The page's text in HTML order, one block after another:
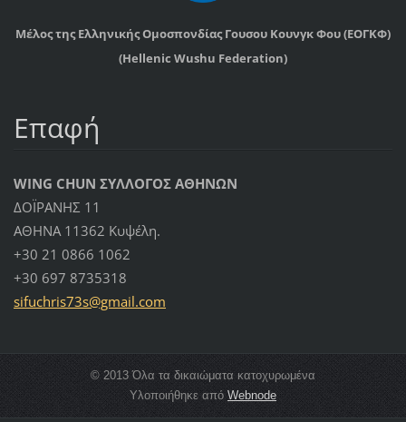
Μέλος της Ελληνικής Ομοσπονδίας Γουσου Κουνγκ Φου (ΕΟΓΚΦ)
(Hellenic Wushu Federation)
Επαφή
WING CHUN ΣΥΛΛΟΓΟΣ ΑΘΗΝΩΝ
ΔΟΪΡΑΝΗΣ 11
ΑΘΗΝΑ 11362 Κυψέλη.
+30 21 0866 1062
+30 697 8735318
sifuchris73s@gmail.com
© 2013 Όλα τα δικαιώματα κατοχυρωμένα
Υλοποιήθηκε από Webnode